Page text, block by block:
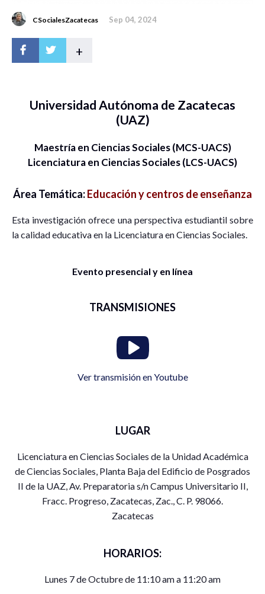
CSocialesZacatecas Sep 04, 2024
+
Universidad Autónoma de Zacatecas
(UAZ)
Maestría en Ciencias Sociales (MCS-UACS)
Licenciatura en Ciencias Sociales (LCS-UACS)
Área Temática:Educación y centros de enseñanza
Esta investigación ofrece una perspectiva estudiantil sobre
la calidad educativa en la Licenciatura en Ciencias Sociales.
Evento presencial y en línea
TRANSMISIONES
Ver transmisión en Youtube
LUGAR
Licenciatura en Ciencias Sociales de la Unidad Académica
de Ciencias Sociales, Planta Baja del Edificio de Posgrados
II de la UAZ, Av. Preparatoria s/n Campus Universitario II,
Fracc. Progreso, Zacatecas, Zac., C. P. 98066.
Zacatecas
HORARIOS:
Lunes 7 de Octubre de 11:10 am a 11:20 am